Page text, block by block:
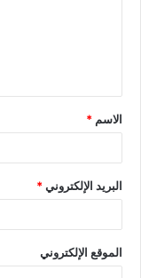
الاسم *
البريد الإلكتروني*
الموقع الإلكتروني